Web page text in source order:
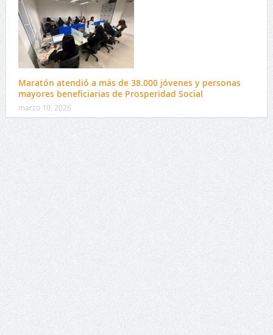
Maratón atendió a más de 38.000 jóvenes y personas
mayores beneficiarias de Prosperidad Social
marzo 10, 2026